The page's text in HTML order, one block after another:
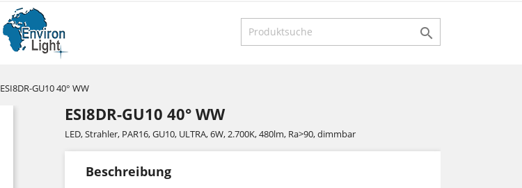

ESI8DR-GU10 40° WW
ESI8DR-GU10 40° WW
LED, Strahler, PAR16, GU10, ULTRA, 6W, 2.700K, 480lm, Ra>90, dimmbar
Beschreibung